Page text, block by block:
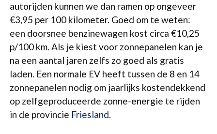
autorijden kunnen we dan ramen op ongeveer
€3,95 per 100 kilometer. Goed om te weten:
een doorsnee benzinewagen kost circa €10,25
p/100 km. Als je kiest voor zonnepanelen kan je
na een aantal jaren zelfs zo goed als gratis
laden. Een normale EV heeft tussen de 8 en 14
zonnepanelen nodig om jaarlijks kostendekkend
op zelfgeproduceerde zonne-energie te rijden
in de provincie Friesland.